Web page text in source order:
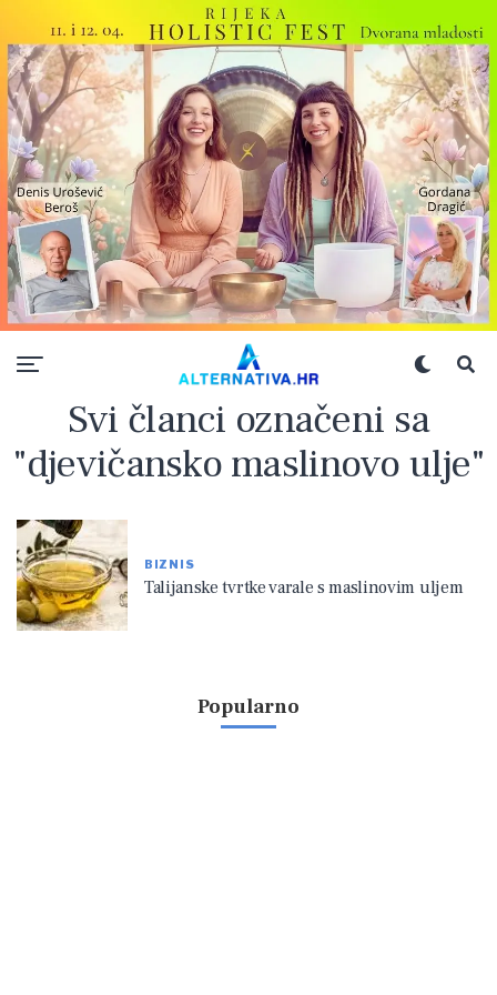
Svi članci označeni sa
"djevičansko maslinovo ulje"
BIZNIS
Talijanske tvrtke varale s maslinovim uljem
Popularno